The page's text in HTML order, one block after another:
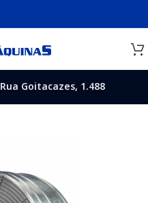
Rua Goitacazes, 1.488